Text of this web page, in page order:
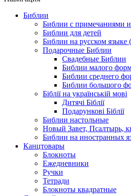
Библии
Библии с примечаниями
Библии для детей
Библии на русском
Подарочные Библии
Свадебные Библии
Библии малого
Библии среднего
Библии большого
Біблії на українській мові
Дитячі Біблії
Подарункові Біблії
Библии настольные
Новый Завет, Псалтырь,
Библии на иностранных
Канцтовары
Блокноты
Ежедневники
Ручки
Тетради
Блокноты квадратные